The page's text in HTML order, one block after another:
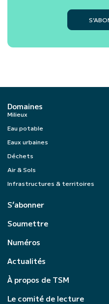
Domaines
Milieux
Eau potable
Eaux urbaines
Déchets
Air & Sols
Infrastructures & territoires
S’abonner
Soumettre
Numéros
Actualités
À propos de TSM
Le comité de lecture